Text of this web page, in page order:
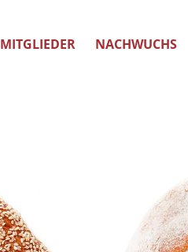
MITGLIEDER NACHWUCHS